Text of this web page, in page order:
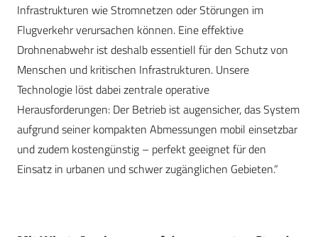
Infrastrukturen wie Stromnetzen oder Störungen im
Flugverkehr verursachen können. Eine effektive
Drohnenabwehr ist deshalb essentiell für den Schutz von
Menschen und kritischen Infrastrukturen. Unsere
Technologie löst dabei zentrale operative
Herausforderungen: Der Betrieb ist augensicher, das System
aufgrund seiner kompakten Abmessungen mobil einsetzbar
und zudem kostengünstig – perfekt geeignet für den
Einsatz in urbanen und schwer zugänglichen Gebieten.“